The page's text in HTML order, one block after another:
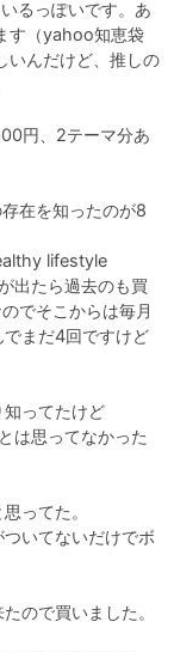
るっぽいです。あ
す（yahoo知恵袋
いんだけど、推しの
円、2テーマ分あ
在を知ったのが8
lifestyle
出たら過去のも買
でそこからは毎月
でまだ4回ですけど
ってたけど
は思ってなかった
ってた。
ついてないだけでボ
ので買いました。